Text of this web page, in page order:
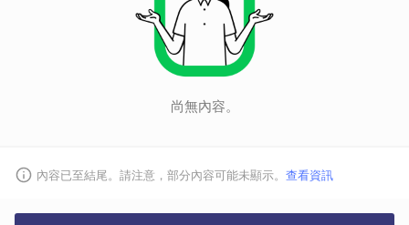
尚無內容。
內容已至結尾。請注意，部分內容可能未顯示。 查看資訊